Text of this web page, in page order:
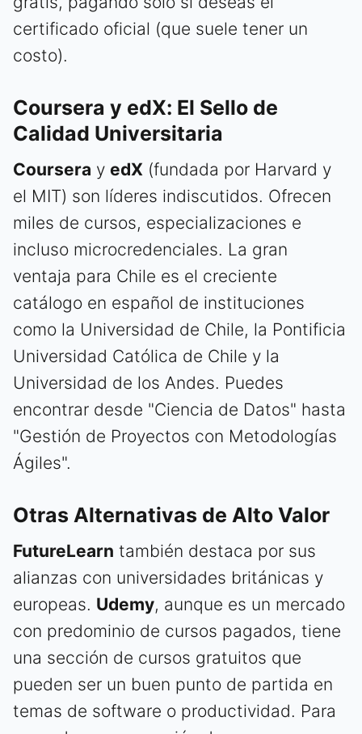
certificado oficial (que suele tener un
costo).
Coursera y edX: El Sello de
Calidad Universitaria
Coursera y edX (fundada por Harvard y
el MIT) son líderes indiscutidos. Ofrecen
miles de cursos, especializaciones e
incluso microcredenciales. La gran
ventaja para Chile es el creciente
catálogo en español de instituciones
como la Universidad de Chile, la Pontificia
Universidad Católica de Chile y la
Universidad de los Andes. Puedes
encontrar desde "Ciencia de Datos" hasta
"Gestión de Proyectos con Metodologías
Ágiles".
Otras Alternativas de Alto Valor
FutureLearn también destaca por sus
alianzas con universidades británicas y
europeas. Udemy, aunque es un mercado
con predominio de cursos pagados, tiene
una sección de cursos gratuitos que
pueden ser un buen punto de partida en
temas de software o productividad. Para